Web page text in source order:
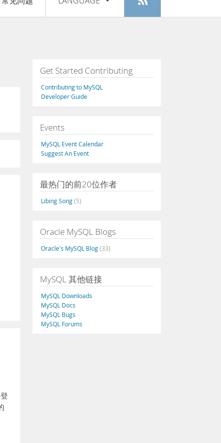
|注册
Français
Italiano
Русский
Português
Get Started Contributing
Contributing to MySQL
Developer Guide
Events
MySQL Event Calendar
Suggest An Event
最热门的前20位作者
Libing Song(5)
Oracle MySQL Blogs
Oracle's MySQL Blog(33)
MySQL 其他链接
MySQL Downloads
MySQL Docs
MySQL Bugs
MySQL Forums